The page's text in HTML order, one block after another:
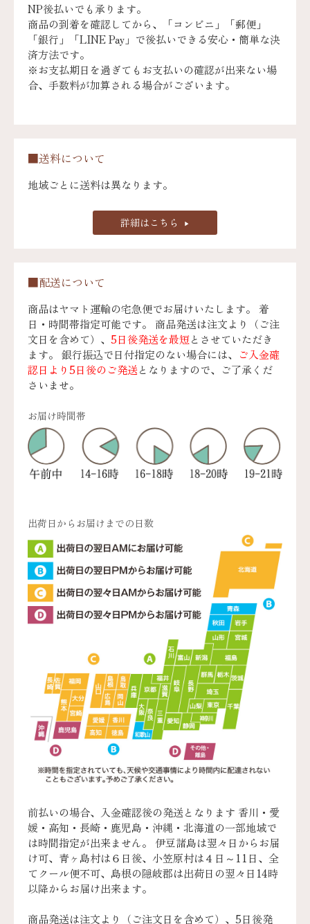
NP後払いでも承ります。
商品の到着を確認してから、「コンビニ」「郵便」
「銀行」「LINE Pay」で後払いできる安心・簡単な決
済方法です。
※お支払期日を過ぎてもお支払いの確認が出来ない場
合、手数料が加算される場合がございます。
■送料について
地域ごとに送料は異なります。
詳細はこちら
■配送について
商品はヤマト運輸の宅急便でお届けいたします。 着
日・時間帯指定可能です。 商品発送は注文より（ご注
文日を含めて）、 5日後発送を最短とさせていただき
ます。 銀行振込で日付指定のない場合には、
ご入金確
認日より5日後のご発送となりますので、ご了承くだ
さいませ。
お届け時間帯
出荷日からお届けまでの日数
前払いの場合、入金確認後の発送となります 香川・愛
媛・高知・長崎・鹿児島・沖縄・北海道の一部地域で
は時間指定が出来ません。 伊豆諸島は翌々日からお届
け可、青ヶ島村は６日後、小笠原村は４日～11日、全
てクール便不可、島根の隠岐郡は出荷日の翌々日14時
以降からお届け出来ます。
商品発送は注文より（ご注文日を含めて）、5日後発